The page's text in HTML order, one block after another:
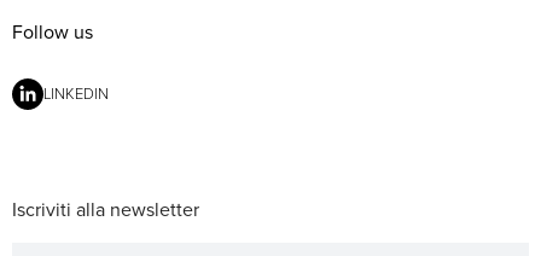
Follow us
LINKEDIN
Iscriviti alla newsletter